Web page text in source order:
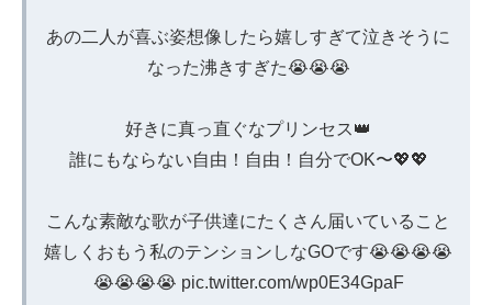
あの二人が喜ぶ姿想像したら嬉しすぎて泣きそうに
なった沸きすぎた😭😭😭
好きに真っ直ぐなプリンセス👑
誰にもならない自由！自由！自分でOK〜💖💖
こんな素敵な歌が子供達にたくさん届いていること
嬉しくおもう私のテンションしなGOです😭😭😭😭
😭😭😭😭 pic.twitter.com/wp0E34GpaF